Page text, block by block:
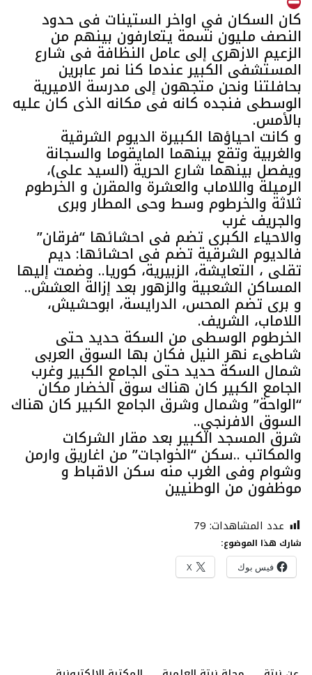
كان السكان في اواخر الستينات فى حدود
النصف مليون نسمة يتعارفون بينهم من
الزعيم الازهرى إلى عامل النظافة فى شارع
المستشفى الكبير عندما كنا نمر عابرين
بحافلتنا ونحن متجهون إلى مدرسة الاميرية
الوسطى فنجده كانه فى مكانه الذى كان عليه
بالأمس.
و كانت احياؤها الكبيرة الديوم الشرقية
والغربية وتقع بينهما المايقوما والسجانة
ويفصل بينهما شارع الحرية (السيد على)،
الرميلة واللاماب والعشرة والمقرن و الخرطوم
ثلاثة والخرطوم وسط وحى المطار وبرى
والجريف غرب
والاحياء الكبرى تضم فى احشائها “فرقان”
فالديوم الشرقية تضم فى احشائها: ديم
تقلى ، التعايشة، الزبيرية، كوريا.. وضمت إليها
المساكن الشعبية والزهور بعد إزالة العشش..
و برى تضم المحس، الدرايسة، ابوحشيش،
اللاماب، الشريف.
الخرطوم الوسطى من السكة حديد حتى
شاطىء نهر النيل فكان بها السوق العربى
شمال السكة حديد حتى الجامع الكبير وغرب
الجامع الكبير كان هناك سوق الخضار مكان
“الواحة” وشمال وشرق الجامع الكبير كان هناك
السوق الافرنجي..
شرق المسجد الكبير بعد مقار الشركات
والمكاتب ..سكن “الخواجات” من اغاريق وارمن
وشوام وفى الغرب منه سكن الاقباط و
موظفون من الوطنيين
عدد المشاهدات: 79
شارك هذا الموضوع:
فيس بوك X